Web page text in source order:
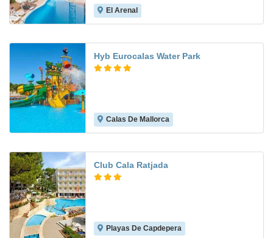
El Arenal
Hyb Eurocalas Water Park
Calas De Mallorca
Club Cala Ratjada
Playas De Capdepera